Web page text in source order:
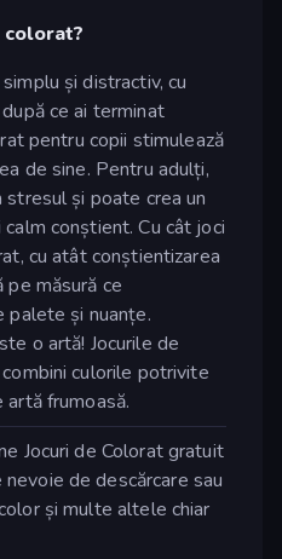
colorat?
și distractiv, cu
ce ai terminat
pentru copii stimulează
de sine. Pentru adulți,
și poate crea un
conștient. Cu cât joci
cu atât conștientizarea
pe măsură ce
palete și nuanțe.
o artă! Jocurile de
culorile potrivite
frumoasă.
Jocuri de Colorat gratuit
de descărcare sau
și multe altele chiar